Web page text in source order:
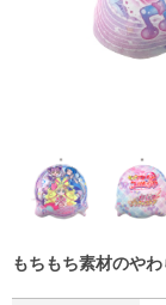
もちもち素材のや